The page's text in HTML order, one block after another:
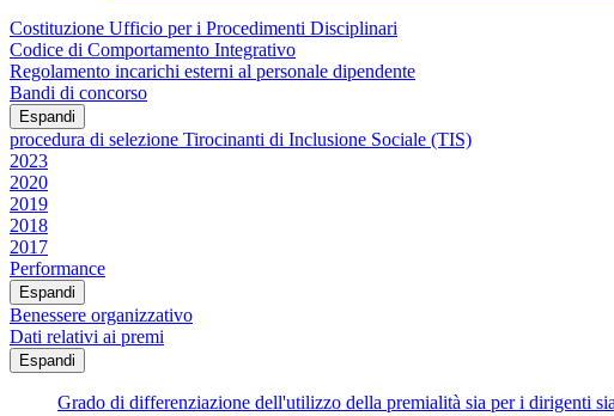
Costituzione Ufficio per i Procedimenti Disciplinari
Codice di Comportamento Integrativo
Regolamento incarichi esterni al personale dipendente
Bandi di concorso
Espandi
procedura di selezione Tirocinanti di Inclusione Sociale (TIS)
2023
2020
2019
2018
2017
Performance
Espandi
Benessere organizzativo
Dati relativi ai premi
Espandi
Grado di differenziazione dell'utilizzo della premialità sia per i dirigenti